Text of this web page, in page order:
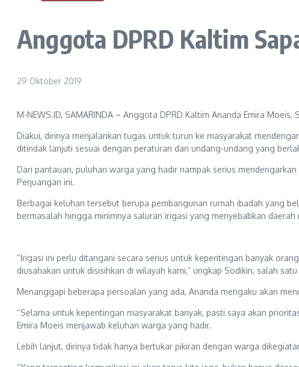
Anggota DPRD Kaltim
29 Oktober 2019
M-NEWS.ID, SAMARINDA – Anggota DPRD Kaltim Ananda Emira
Diakui, dirinya menjalankan tugas untuk turun ke masyarakat
ditindak lanjuti sesuai dengan peraturan dan undang-undang yang
Dari pantauan, puluhan warga yang hadir nampak serius
Perjuangan ini.
Berbagai keluhan tersebut berupa pembangunan rumah ibadah yang
bermasalah hingga minimnya saluran irigasi yang menyebabkan
“Irigasi ini perlu ditangani secara serius untuk kepentingan banyak
diusahakan untuk disisihkan di wilayah kami,” ungkap Sodikin, salah
Menanggapi beberapa persoalan yang ada, Ananda mengaku akan
“Selama untuk kepentingan masyarakat banyak, pasti saya akan
Emira Moeis menjawab keluhan warga yang hadir.
Lebih lanjut, dirinya tidak hanya bertukar pikiran dengan warga